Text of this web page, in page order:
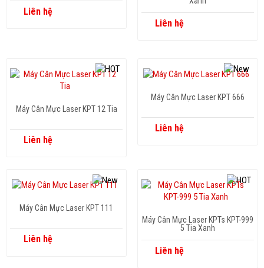
Liên hệ
Liên hệ
Máy Cân Mực Laser KPT 12 Tia
Liên hệ
Máy Cân Mực Laser KPT 666
Liên hệ
Máy Cân Mực Laser KPT 111
Liên hệ
Máy Cân Mực Laser KPTs KPT-999
5 Tia Xanh
Liên hệ